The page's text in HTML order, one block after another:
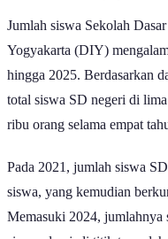
Jumlah siswa Sekolah
Yogyakarta (DIY)
hingga 2025. Berdasarkan
total siswa SD negeri di
ribu orang selama empat
Pada 2021, jumlah siswa
siswa, yang kemudian
Memasuki 2024, jumlahnya